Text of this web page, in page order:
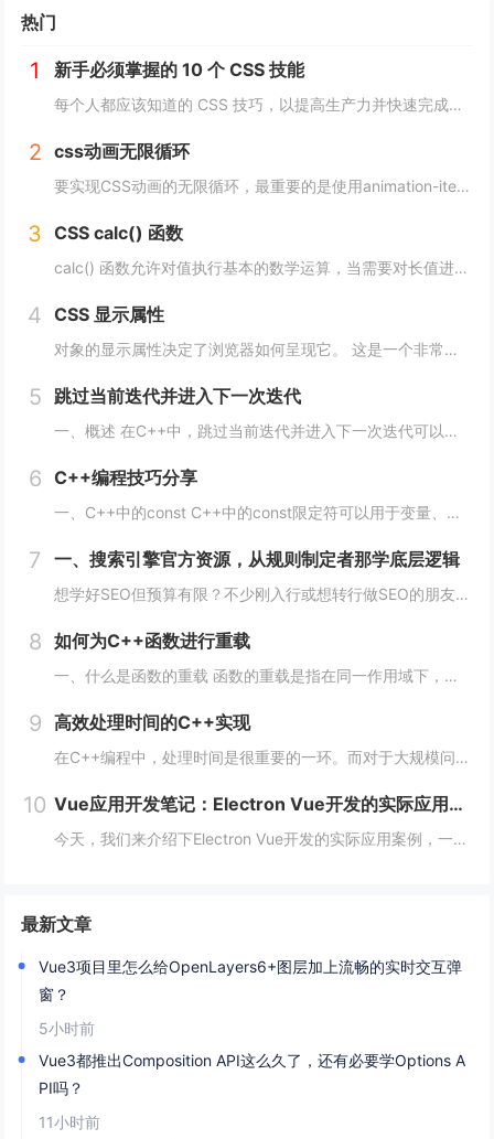
热门
1 新手必须掌握的 10 个 CSS 技能
每个人都应该知道的 CSS 技巧，以提高生产力并快速完成项目。 这里我为初学者收集了10个简单且必须知道的秘诀。 重置.css 某些浏览器对每个元素应用不同的样式，因此最好首先休息一下 CSS。 body, div, h1,h2,...
2 css动画无限循环
要实现CSS动画的无限循环，最重要的是使用animation-iteration-count属性，将其设置为infinite，继续动画就会循环播放。 栗子 CSS动画效果无限循环放大缩小 HTML： <image class="a...
3 CSS calc() 函数
calc() 函数允许对值执行基本的数学运算，当需要对长值进行百分比加法或减法时特别有用。 div { max-width: calc(80% - 100px) }它的工作原理是这样的： div { max-width: calc(...
4 CSS 显示属性
对象的显示属性决定了浏览器如何呈现它。 这是一个非常重要的属性，并且可能具有您可以使用的最多值。 这些值包括： blockinlinenonecontentsflowflow-roottable（以及所有那些table-*）fle...
5 跳过当前迭代并进入下一次迭代
一、概述 在C++中，跳过当前迭代并进入下一次迭代可以使用continue语句来实现。当循环遇到continue语句时，将会立即转到下一次循环的开始处，而不执行当前循环中剩余的代码。 通常情况下，continue语句用于在循环中处理特定的情...
6 C++编程技巧分享
一、C++中的const C++中的const限定符可以用于变量、函数参数、函数返回类型等多种情况。使用const限定符可以使代码更加安全、简洁、易于维护。 1、 const变量 const变量在定义后就不能被修改，这使得代码更加安全...
7 一、搜索引擎官方资源，从规则制定者那学底层逻辑
想学好SEO但预算有限？不少刚入行或想转行做SEO的朋友，都在找免费又靠谱的学习渠道，毕竟SEO知识更新快，花钱买课怕踩坑，不如先从免费资源入手，把基础打牢、摸清行业逻辑再进阶，今天就拆透几个「免费学SEO不踩雷」的平台，不管你是纯新手、有...
8 如何为C++函数进行重载
一、什么是函数的重载 函数的重载是指在同一作用域下，可以定义多个同名函数，但是这些同名函数的参数列表必须不同。参数的不同可以是数量上的不同、类型上的不同、顺序上的不同等，只要这些函数的参数列表不完全一致即可。 二、如何实现函数的重载 1...
9 高效处理时间的C++实现
在C++编程中，处理时间是很重要的一环。而对于大规模问题，如数据处理、机器学习、计算机视觉等领域，时间的效率更是至关重要。本文将从多个方面阐述如何在C++编程中高效处理时间。 一、使用STL算法 STL（标准模板库）是C++的一个重要部分...
10 Vue应用开发笔记：Electron Vue开发的实际应用案例
今天，我们来介绍下Electron Vue开发的实际应用案例，一起往下学习吧！开头：Electron Vue开发的实际应用案例随着移动互联网的不断普及，桌面应用程序的需求也越来越多。而Electron Vue作为一种基于JavaScript...
最新文章
Vue3项目里怎么给OpenLayers6+图层加上流畅的实时交互弹
窗？
5小时前
Vue3都推出Composition API这么久了，还有必要学Options A
PI吗？
11小时前